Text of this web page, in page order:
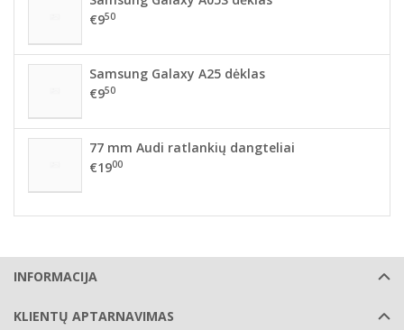
€950
Samsung Galaxy A25 dėklas
€950
77 mm Audi ratlankių dangteliai
€1900
INFORMACIJA
KLIENTŲ APTARNAVIMAS